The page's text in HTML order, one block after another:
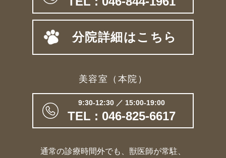
分院詳細はこちら
美容室（本院）
9:30-12:30 ／ 15:00-19:00
TEL : 046-825-6617
通常の診療時間外でも、獣医師が常駐、